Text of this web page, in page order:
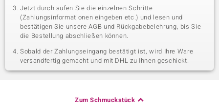
Jetzt durchlaufen Sie die einzelnen Schritte
(Zahlungsinformationen eingeben etc.) und lesen und
bestätigen Sie unsere AGB und Rückgabebelehrung, bis Sie
die Bestellung abschließen können.
Sobald der Zahlungseingang bestätigt ist, wird Ihre Ware
versandfertig gemacht und mit DHL zu Ihnen geschickt.
Zum Schmuckstück